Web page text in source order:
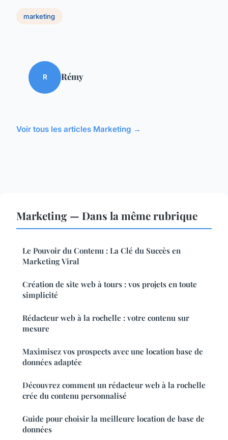
marketing
R Rémy
Voir tous les articles Marketing →
Marketing — Dans la même rubrique
Le Pouvoir du Contenu : La Clé du Succès en
Marketing Viral
Création de site web à tours : vos projets en toute
simplicité
Rédacteur web à la rochelle : votre contenu sur
mesure
Maximisez vos prospects avec une location base de
données adaptée
Découvrez comment un rédacteur web à la rochelle
crée du contenu personnalisé
Guide pour choisir la meilleure location de base de
données